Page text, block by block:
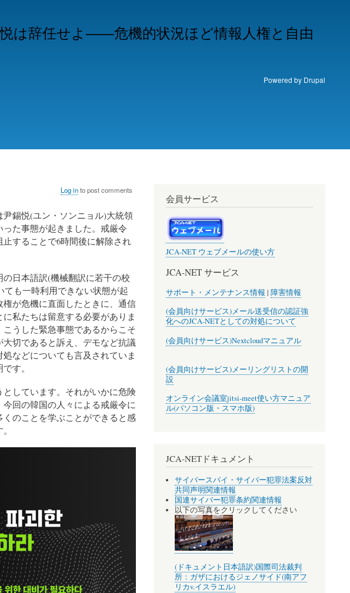
は辞任せよ――危機的状況ほど情報人権と自由
Powered by Drupal
Log into post comments
錫悦(ユン・ソンニョル)大統領
た事態が起きました。戒厳令
することで6時間後に解除され
日本語訳(機械翻訳に若干の校
ても一時利用できない状態が起
が危機に直面したときに、通信
私たちは留意する必要がありま
うした緊急事態であるからこそ
切であると訴え、デモなど抗議
などについても言及されていま
す。
しています。それがいかに危険
回の韓国の人々による戒厳令に
のことを学ぶことができると感
会員サービス
JCA-NET ウェブメールの使い方
JCA-NET サービス
サポート・メンテナンス情報 | 障害情報
(会員向けサービス)メール送受信の認証強
化へのJCA-NETとしての対処について
(会員向けサービス)Nextcloudマニュアル
(会員向けサービス)メーリングリストの開
設
オンライン会議室jitsi-meet使い方マニュア
ル(パソコン版・スマホ版)
JCA-NETドキュメント
サイバースパイ・サイバー犯罪法案反対
共同声明関連情報
国連サイバー犯罪条約関連情報
以下の写真をクリックしてください
(ドキュメント日本語訳)国際司法裁判
所：ガザにおけるジェノサイド(南アフ
リカv.イスラエル)